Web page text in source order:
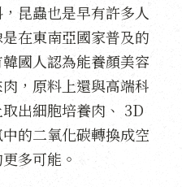
昆蟲也是早有許多人
在東南亞國家普及的
國人認為能養顏美容
，原料上還與高端科
出細胞培養肉、 3D
的二氧化碳轉換成空
多可能。